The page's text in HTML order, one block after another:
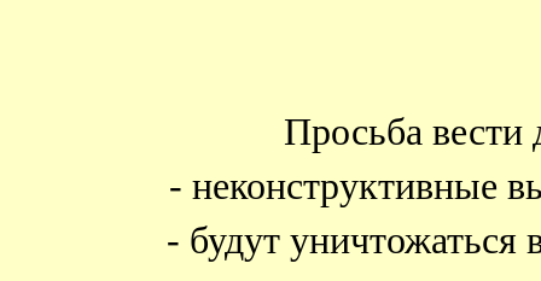
Просьба вести
- неконструктивные
- будут